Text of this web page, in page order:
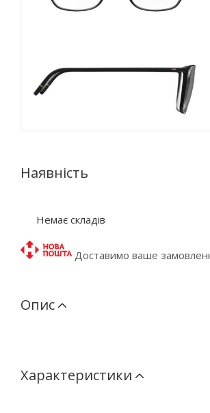
Наявність
Немає складів
Доставимо ваше
Опис
Характеристики